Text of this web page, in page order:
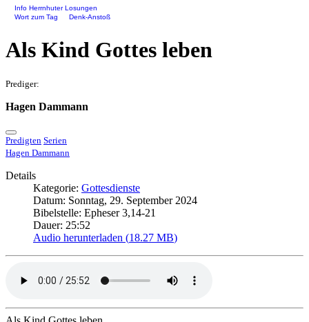
Info Herrnhuter Losungen
Wort zum Tag
Denk-Anstoß
Als Kind Gottes leben
Prediger:
Hagen Dammann
Predigten Serien
Hagen Dammann
Details
Kategorie: Gottesdienste
Datum: Sonntag, 29. September 2024
Bibelstelle: Epheser 3,14-21
Dauer: 25:52
Audio herunterladen (18.27 MB)